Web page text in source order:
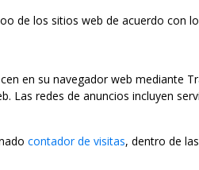
de los sitios web de acuerdo con
en su navegador web mediante
redes de anuncios incluyen
contador de visitas, dentro de